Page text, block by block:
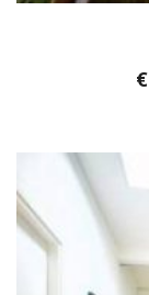
€